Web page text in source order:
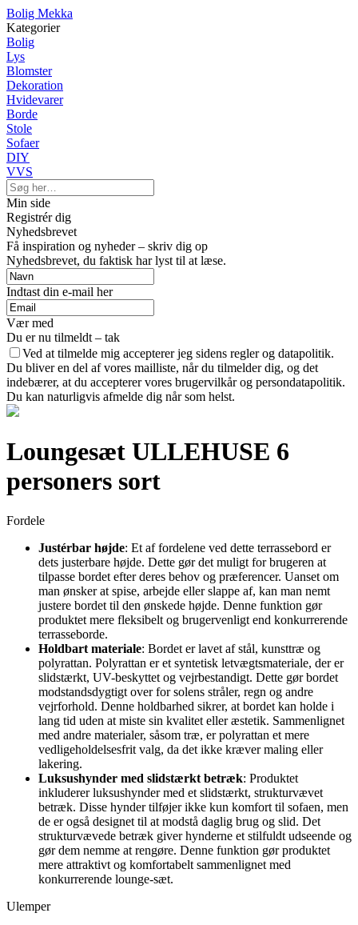
Bolig Mekka
Kategorier
Bolig
Lys
Blomster
Dekoration
Hvidevarer
Borde
Stole
Sofaer
DIY
VVS
Min side
Registrér dig
Nyhedsbrevet
Få inspiration og nyheder – skriv dig op
Nyhedsbrevet, du faktisk har lyst til at læse.
Indtast din e-mail her
Vær med
Du er nu tilmeldt – tak
Ved at tilmelde mig accepterer jeg sidens regler og datapolitik.
Du bliver en del af vores mailliste, når du tilmelder dig, og det
indebærer, at du accepterer vores brugervilkår og persondatapolitik.
Du kan naturligvis afmelde dig når som helst.
Loungesæt ULLEHUSE 6
personers sort
Fordele
Justérbar højde: Et af fordelene ved dette terrassebord er
dets justerbare højde. Dette gør det muligt for brugeren at
tilpasse bordet efter deres behov og præferencer. Uanset om
man ønsker at spise, arbejde eller slappe af, kan man nemt
justere bordet til den ønskede højde. Denne funktion gør
produktet mere fleksibelt og brugervenligt end konkurrerende
terrasseborde.
Holdbart materiale: Bordet er lavet af stål, kunsttræ og
polyrattan. Polyrattan er et syntetisk letvægtsmateriale, der er
slidstærkt, UV-beskyttet og vejrbestandigt. Dette gør bordet
modstandsdygtigt over for solens stråler, regn og andre
vejrforhold. Denne holdbarhed sikrer, at bordet kan holde i
lang tid uden at miste sin kvalitet eller æstetik. Sammenlignet
med andre materialer, såsom træ, er polyrattan et mere
vedligeholdelsesfrit valg, da det ikke kræver maling eller
lakering.
Luksushynder med slidstærkt betræk: Produktet
inkluderer luksushynder med et slidstærkt, strukturvævet
betræk. Disse hynder tilføjer ikke kun komfort til sofaen, men
de er også designet til at modstå daglig brug og slid. Det
strukturvævede betræk giver hynderne et stilfuldt udseende og
gør dem nemme at rengøre. Denne funktion gør produktet
mere attraktivt og komfortabelt sammenlignet med
konkurrerende lounge-sæt.
Ulemper